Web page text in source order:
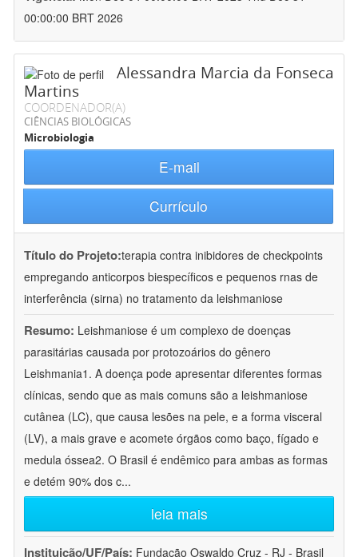
00:00:00 BRT 2026
Alessandra Marcia da Fonseca
Martins
COORDENADOR(A)
CIÊNCIAS BIOLÓGICAS
Microbiologia
E-mail
Currículo
Título do Projeto:terapia contra inibidores de checkpoints
empregando anticorpos biespecíficos e pequenos rnas de
interferência (sirna) no tratamento da leishmaniose
Resumo: Leishmaniose é um complexo de doenças
parasitárias causada por protozoários do gênero
Leishmania1. A doença pode apresentar diferentes formas
clínicas, sendo que as mais comuns são a leishmaniose
cutânea (LC), que causa lesões na pele, e a forma visceral
(LV), a mais grave e acomete órgãos como baço, fígado e
medula óssea2. O Brasil é endêmico para ambas as formas
e detém 90% dos c...
leia mais
Instituição/UF/País: Fundação Oswaldo Cruz - RJ - Brasil